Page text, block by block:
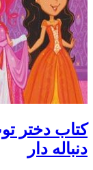
دنباله دار